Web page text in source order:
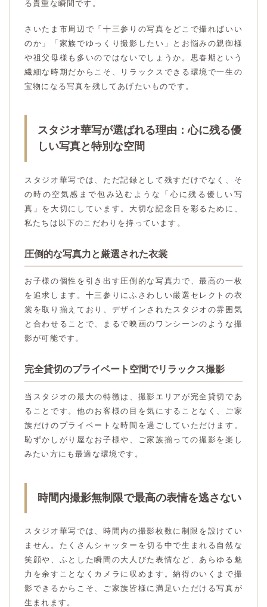
る貴重な瞬間です。
さいたま市周辺で「十三参りの写真をどこで撮ればいい
のか」「家族でゆっくり撮影したい」とお悩みの親御様
や祖父母様も多いのではないでしょうか。思春期という
繊細な時期だからこそ、リラックスできる環境で一生の
宝物になる写真を残してあげたいものです。
スタジオ華写が選ばれる理由：心に残る優
しい写真と特別な空間
スタジオ華写では、ただ記録として残すだけでなく、そ
の時の空気感まで包み込むような「心に残る優しい写
真」を大切にしています。大切な記念日を彩るために、
私たちは以下のこだわりを持っています。
圧倒的な写真力と厳選された衣裳
お子様の個性を引き出す圧倒的な写真力で、最高の一枚
を追求します。十三参りにふさわしい厳選セレクトの衣
裳を取り揃えており、デザインされたスタジオの雰囲気
と合わせることで、まるで映画のワンシーンのような撮
影が可能です。
完全貸切のプライベート空間でリラックス撮影
当スタジオの最大の特徴は、撮影エリアが完全貸切であ
ることです。他のお客様の目を気にすることなく、ご家
族だけのプライベートな時間を過ごしていただけます。
恥ずかしがり屋なお子様や、ご家族揃っての撮影を楽し
みたい方にも最適な環境です。
時間内撮影無制限で最高の表情を逃さない
スタジオ華写では、時間内の撮影枚数に制限を設けてい
ません。たくさんシャッターを切る中で生まれる自然な
笑顔や、ふとした瞬間の大人びた表情など、あらゆる魅
力を余すことなくカメラに収めます。納得のいくまで撮
影できるからこそ、ご家族皆様に満足いただける写真が
生まれます。